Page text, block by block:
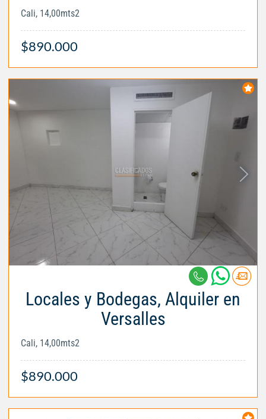
Cali, 14,00mts2
$890.000
Locales y Bodegas, Alquiler en
Versalles
Cali, 14,00mts2
$890.000